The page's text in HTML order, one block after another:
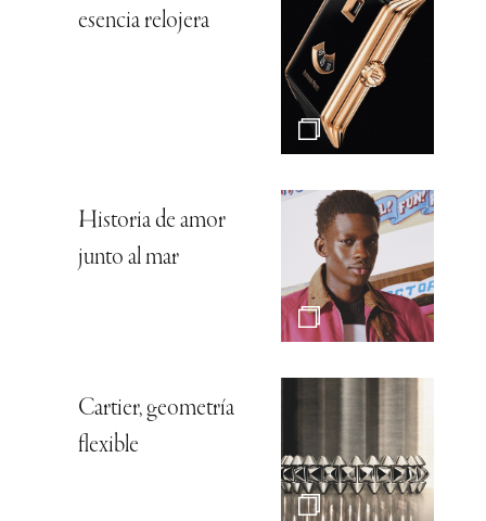
esencia relojera
Historia de amor
junto al mar
Cartier, geometría
flexible